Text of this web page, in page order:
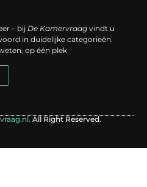
– bijDe Kamervraag vindt u
in duidelijke categorieën.
op één plek
All Right Reserved.